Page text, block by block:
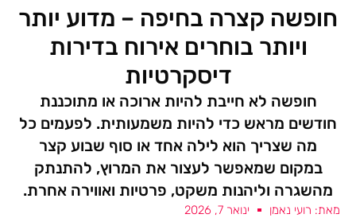
חופשה קצרה בחיפה – מדוע יותר
ויותר בוחרים אירוח בדירות
דיסקרטיות
חופשה לא חייבת להיות ארוכה או מתוכננת
חודשים מראש כדי להיות משמעותית. לפעמים כל
מה שצריך הוא לילה אחד או סוף שבוע קצר
במקום שמאפשר לעצור את המרוץ, להתנתק
מהשגרה וליהנות משקט, פרטיות ואווירה אחרת.
מאת: רועי נאמן ינואר 7, 2026